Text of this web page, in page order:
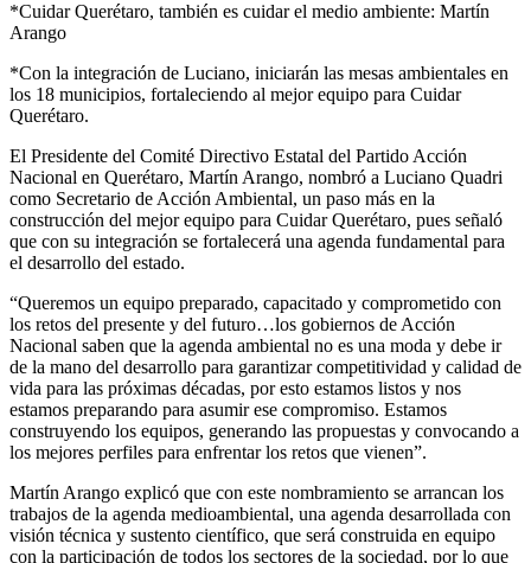
*Cuidar Querétaro, también es cuidar el medio ambiente: Martín
Arango
*Con la integración de Luciano, iniciarán las mesas ambientales en
los 18 municipios, fortaleciendo al mejor equipo para Cuidar
Querétaro.
El Presidente del Comité Directivo Estatal del Partido Acción
Nacional en Querétaro, Martín Arango, nombró a Luciano Quadri
como Secretario de Acción Ambiental, un paso más en la
construcción del mejor equipo para Cuidar Querétaro, pues señaló
que con su integración se fortalecerá una agenda fundamental para
el desarrollo del estado.
“Queremos un equipo preparado, capacitado y comprometido con
los retos del presente y del futuro…los gobiernos de Acción
Nacional saben que la agenda ambiental no es una moda y debe ir
de la mano del desarrollo para garantizar competitividad y calidad de
vida para las próximas décadas, por esto estamos listos y nos
estamos preparando para asumir ese compromiso. Estamos
construyendo los equipos, generando las propuestas y convocando a
los mejores perfiles para enfrentar los retos que vienen”.
Martín Arango explicó que con este nombramiento se arrancan los
trabajos de la agenda medioambiental, una agenda desarrollada con
visión técnica y sustento científico, que será construida en equipo
con la participación de todos los sectores de la sociedad, por lo que